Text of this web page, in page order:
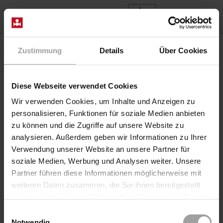
Zustimmung Details Über Cookies
Diese Webseite verwendet Cookies
Wir verwenden Cookies, um Inhalte und Anzeigen zu
personalisieren, Funktionen für soziale Medien anbieten
zu können und die Zugriffe auf unsere Website zu
analysieren. Außerdem geben wir Informationen zu Ihrer
Verwendung unserer Website an unsere Partner für
soziale Medien, Werbung und Analysen weiter. Unsere
Partner führen diese Informationen möglicherweise mit
weiteren Daten zusammen, die Sie ihnen bereitgestellt
DE